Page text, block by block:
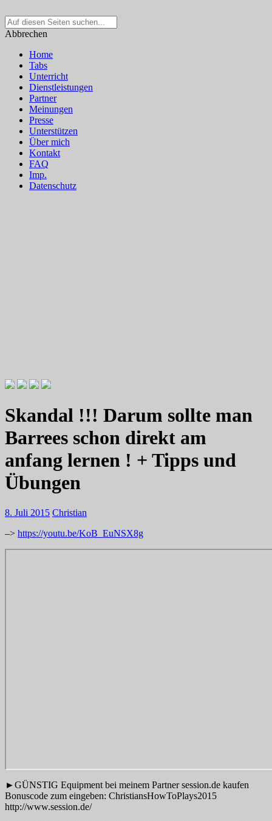
Suche
nach:
Abbrechen
Home
Tabs
Unterricht
Dienstleistungen
Partner
Meinungen
Presse
Unterstützen
Über mich
Kontakt
FAQ
Imp.
Datenschutz
Willkommen zu Christians How
To Plays
Skandal !!! Darum sollte man
Barrees schon direkt am
anfang lernen ! + Tipps und
Übungen
8. Juli 2015 Christian
–> https://youtu.be/KoB_EuNSX8g
►GÜNSTIG Equipment bei meinem Partner session.de kaufen
Bonuscode zum eingeben: ChristiansHowToPlays2015
http://www.session.de/